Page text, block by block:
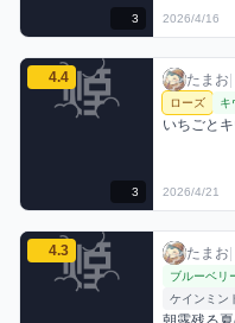
3 2026/4/16
たまおのローズミックス
4.4
3
たまお /
たまお|
利用フ
ローズ キ
コメント
いちごと
評価
2026/4/21
たまおのローズミックス
4.3 たまお /
たまお|
利用フ
ブルーベリ
ケインミン
コメント
評価